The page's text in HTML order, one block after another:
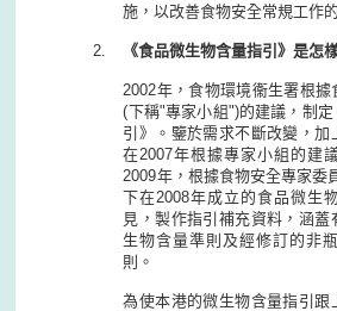
施，以改善食物安全常規工作
《食品微生物含量指引》是怎
2002年，食物環境衞生署根
(下稱"專家小組")的建議，制
引》。鑒於需求不斷改變，
在2007年根據專家小組的建
2009年，根據食物安全專家委
下在2008年成立的食品微生
見，製作指引補充資料，涵
生物含量準則及經修訂的非
則。
為使本港的微生物含量指引